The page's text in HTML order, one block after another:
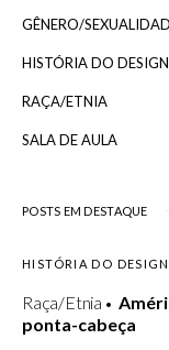
GÊNERO/
HISTÓRIA DO DESIGN
RAÇA/ETNIA
SALA DE AULA
POSTS EM DESTAQUE
HISTÓRIA DO DESIGN
Raça/Etnia
ponta-cabeça